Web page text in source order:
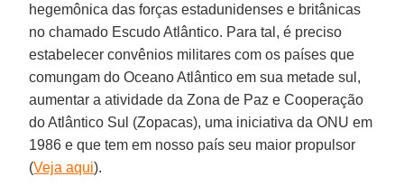
hegemônica das forças estadunidenses e britânicas
no chamado Escudo Atlântico. Para tal, é preciso
estabelecer convênios militares com os países que
comungam do Oceano Atlântico em sua metade sul,
aumentar a atividade da Zona de Paz e Cooperação
do Atlântico Sul (Zopacas), uma iniciativa da ONU em
1986 e que tem em nosso país seu maior propulsor
(Veja aqui).